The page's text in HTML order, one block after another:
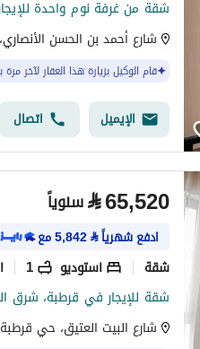
شقة من غرفة نوم واحدة
قام الوكيل بزيارة هذا العقار لآخر مرة بتاريخ
الإيميل اتصال
⃁65,520 سنوياً
ادفع شهرياً⃁
5,842مع
شقة استوديو 1
شقة للإيجار في قرطبة، شرق
شارع البيت العتيق، حي